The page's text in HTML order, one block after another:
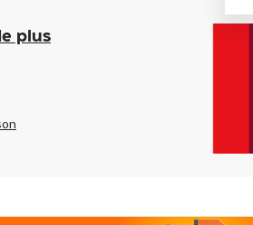
plus